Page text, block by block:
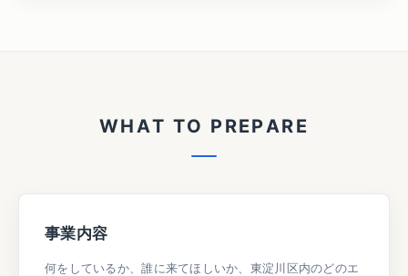
WHAT TO PREPARE
事業内容
何をしているか、誰に来てほしいか、東淀川区内のどのエ